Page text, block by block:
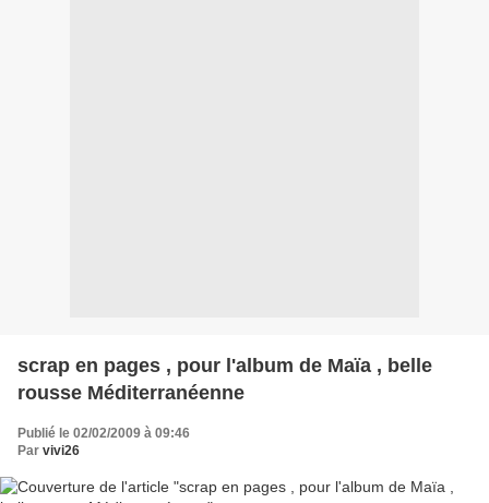
scrap en pages , pour l'album de Maïa , belle
rousse Méditerranéenne
Publié le 02/02/2009 à 09:46
Par vivi26